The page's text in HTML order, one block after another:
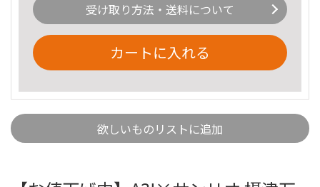
受け取り方法・送料について
カートに入れる
欲しいものリストに追加